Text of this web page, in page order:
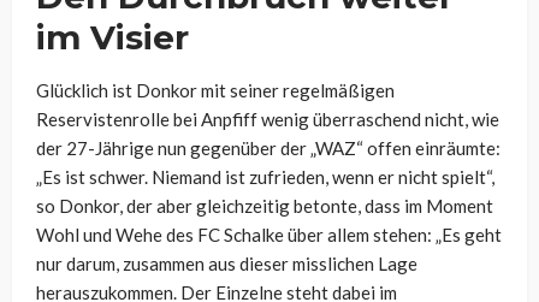
im Visier
Glücklich ist Donkor mit seiner regelmäßigen
Reservistenrolle bei Anpfiff wenig überraschend nicht, wie
der 27-Jährige nun gegenüber der „WAZ“ offen einräumte:
„Es ist schwer. Niemand ist zufrieden, wenn er nicht spielt“,
so Donkor, der aber gleichzeitig betonte, dass im Moment
Wohl und Wehe des FC Schalke über allem stehen: „Es geht
nur darum, zusammen aus dieser misslichen Lage
herauszukommen. Der Einzelne steht dabei im